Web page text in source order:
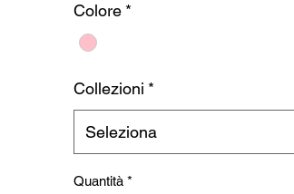
Colore *
Collezioni *
Seleziona
Quantità *